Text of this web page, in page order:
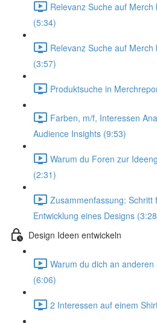
Relevanz Suche auf Merch
(5:34)
Relevanz Suche auf
(3:57)
Produktsuche in
Farben, m/f, Interessen
Audience Insights (9:53)
Warum du Foren zur
(2:31)
Zusammenfassung: Schritt
Entwicklung eines Designs
Design Ideen entwickeln
Warum du dich an
(6:06)
2 Interessen auf einem